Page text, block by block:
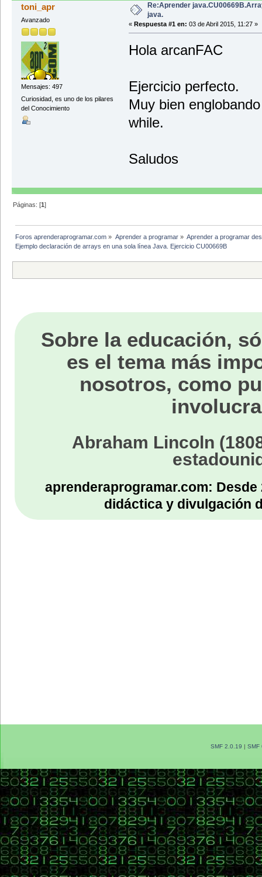
toni_apr
Avanzado
Mensajes: 497
Curiosidad, es uno de los pilares
del Conocimiento
Re:Aprender
java.
« Respuesta #1 en: 03 de Abril 2015, 11:27 »
Hola arcanFAC
Ejercicio perfecto.
Muy bien
while.
Saludos
Páginas: [1]
Foros aprenderaprogramar.com » Aprender a programar» Aprender a programar
Ejemplo declaración de arrays en una sola línea Java. Ejercicio CU00669B
Sobre la educación,
es el tema más
nosotros, como
Abraham Lincoln
aprenderaprogramar.com:
didáctica y divulgación
SMF 2.0.19 | SMF